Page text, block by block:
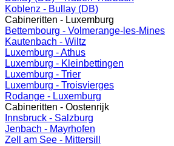
Koblenz - Bullay (DB)
Cabineritten - Luxemburg
Bettembourg - Volmerange-les-Mines
Kautenbach - Wiltz
Luxemburg - Athus
Luxemburg - Kleinbettingen
Luxemburg - Trier
Luxemburg - Troisvierges
Rodange - Luxemburg
Cabineritten - Oostenrijk
Innsbruck - Salzburg
Jenbach - Mayrhofen
Zell am See - Mittersill